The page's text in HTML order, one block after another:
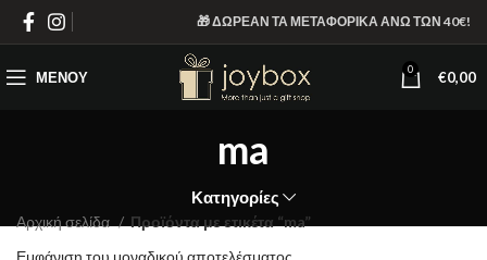
🎁 ΔΩΡΕΑΝ ΤΑ ΜΕΤΑΦΟΡΙΚΑ ΑΝΩ ΤΩΝ 40€!
ΜΕΝΟΎ 0 €0,00
ma
Κατηγορίες
Αρχική σελίδα
Προϊόντα με ετικέτα “ma”
Εμφάνιση του μοναδικού αποτελέσματος